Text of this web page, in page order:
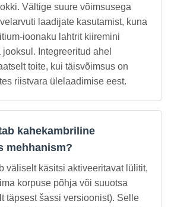
Vältige suure võimsusega
laadijate kasutamist, kuna
ioonaku lahtrit kiiremini
Integreeritud ahel
toite, kui täisvõimsus on
riistvara ülelaadimise eest.
kahekambriline
mehhanism?
väliselt käsitsi aktiveeritavat lülitit,
korpuse põhja või suuotsa
täpsest šassi versioonist). Selle